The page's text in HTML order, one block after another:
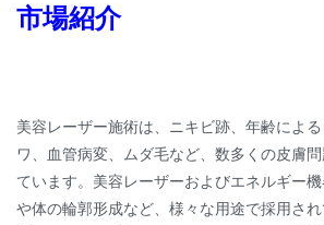
市場紹介
美容レーザー施術は、ニキビ跡、年齢によ
ワ、血管病変、ムダ毛など、数多くの皮膚
ています。美容レーザーおよびエネルギー
や体の輪郭形成など、様々な用途で採用さ